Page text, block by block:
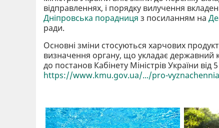
відправленнях, і порядку вилучення
Дніпровська порадниця з посиланням на
ради.
Основні зміни стосуються харчових
визначення органу, що укладає державний
до постанов Кабінету Міністрів України
https://www.kmu.gov.ua/.../pro-